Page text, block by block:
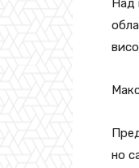
Над
но